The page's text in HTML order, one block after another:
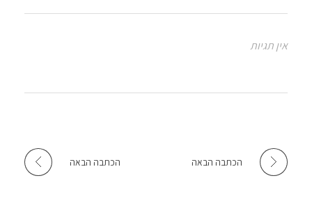
o
o
er
sA
אין תגיות
הכתבה הבאה הכתבה הבאה